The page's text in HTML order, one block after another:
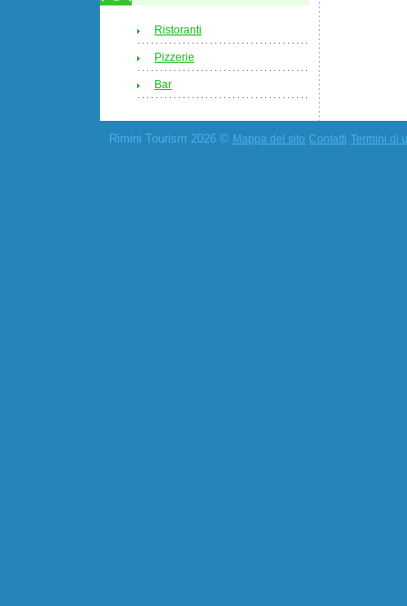
Ristoranti
Pizzerie
Bar
Rimini Tourism 2026 © Mappa del sito Contatti Termini di